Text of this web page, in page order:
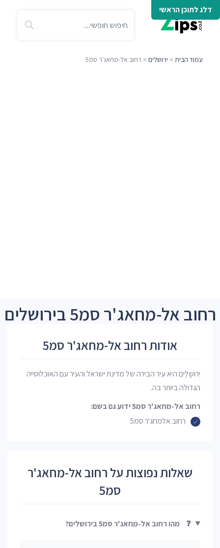
דלג לתוכן הראשי
עמוד הבית > ירושלים > רחוב אל-מחאג'ר סמ5
רחוב אל-מחאג'ר סמ5 בירושלים
אודות רחוב אל-מחאג'ר סמ5
יְרוּשָׁלַיִם היא עיר הבירה של מדינת ישראל והעיר עם האוכלוסייה
הגדולה ביותר בה.
רחוב אל-מחאג'ר סמ5 ידוע גם בשם:
רחוב אלמחג'ר סמ5
שאלות נפוצות על רחוב אל-מחאג'ר
סמ5
❓ מהו רחוב אל-מחאג'ר סמ5 בירושלים?